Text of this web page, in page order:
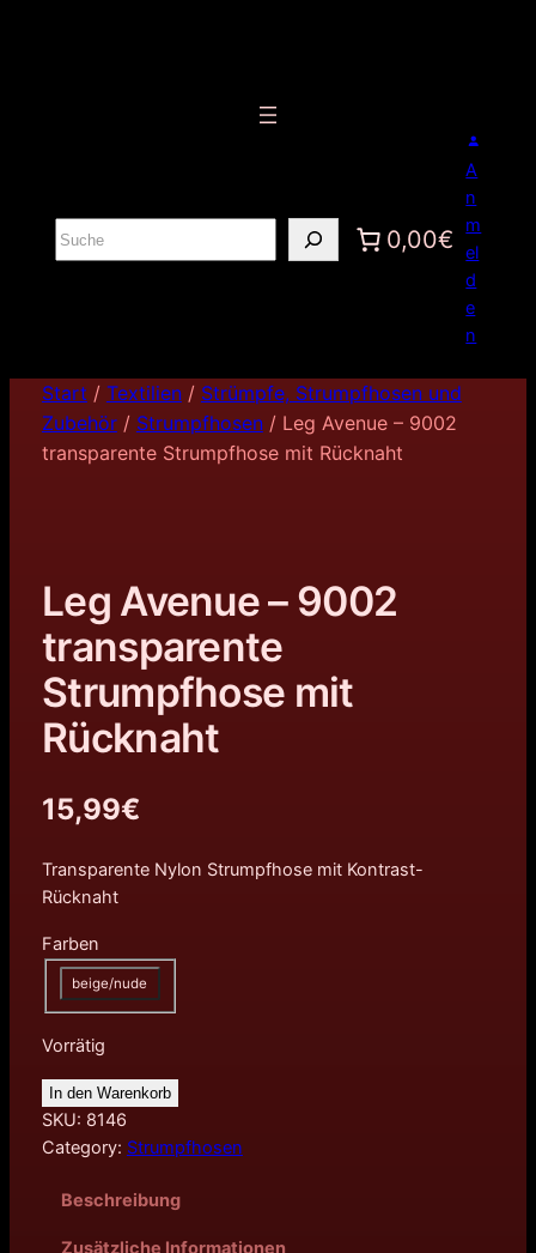
S
u
0,00€
A
n
m
el
d
e
n
Start / Textilien/ Strümpfe, Strumpfhosen und
Zubehör/ Strumpfhosen/ Leg Avenue – 9002
transparente Strumpfhose mit Rücknaht
Leg Avenue – 9002
transparente
Strumpfhose mit
Rücknaht
15,99€
Transparente Nylon Strumpfhose mit Kontrast-
Rücknaht
Farben
beige/nude
Vorrätig
In den Warenkorb
SKU: 8146
Category: Strumpfhosen
Beschreibung
Zusätzliche Informationen